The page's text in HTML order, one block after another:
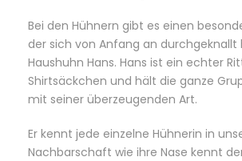
Bei den Hühnern gibt es einen
der sich von Anfang an durchgeknallt
Haushuhn Hans. Hans ist ein echter
Shirtsäckchen und hält die ganze
mit seiner überzeugenden Art.
Er kennt jede einzelne Hühnerin in
Nachbarschaft wie ihre Nase kennt